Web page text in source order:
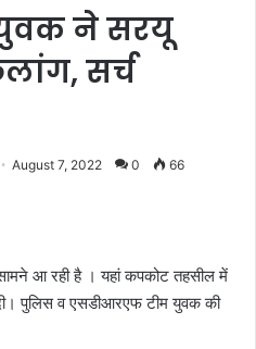
युवक ने सरयू
सर्च
August 7, 2022 0 66
आ रही है । यहां कपकोट तहसील में
पुलिस व एसडीआरएफ टीम युवक की